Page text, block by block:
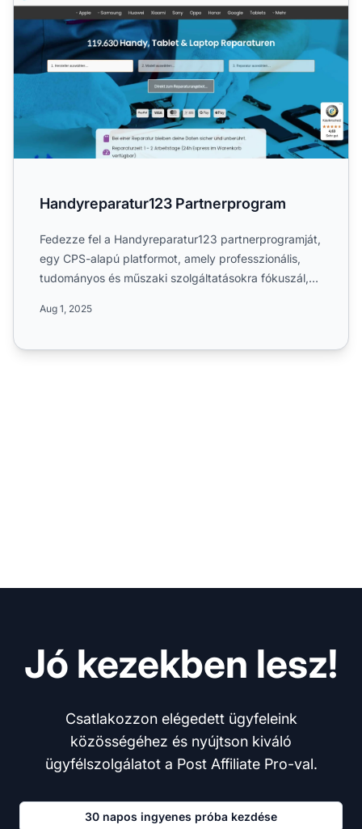
Handyreparatur123 Partnerprogram
Fedezze fel a Handyreparatur123 partnerprogramját,
egy CPS-alapú platformot, amely professzionális,
tudományos és műszaki szolgáltatásokra fókuszál,
Aug 1, 2025
Jó kezekben lesz!
Csatlakozzon elégedett ügyfeleink
közösségéhez és nyújtson kiváló
ügyfélszolgálatot a Post Affiliate Pro-val.
30 napos ingyenes próba kezdése